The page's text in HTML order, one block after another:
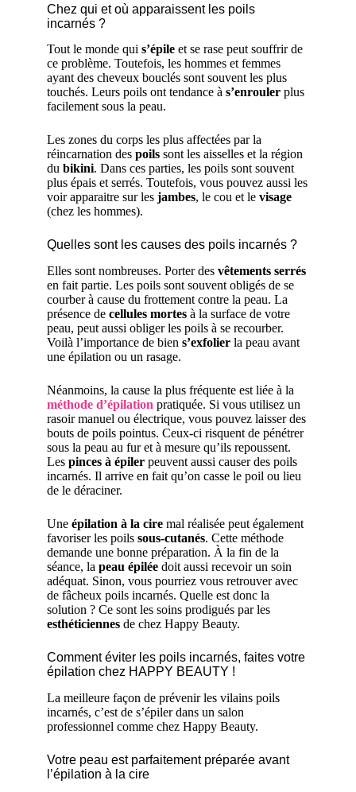
Chez qui et où apparaissent les poils
incarnés ?
Tout le monde qui s’épileet se rase peut souffrir de
ce problème. Toutefois, les hommes et femmes
ayant des cheveux bouclés sont souvent les plus
touchés. Leurs poils ont tendance à s’enrouler plus
facilement sous la peau.
Les zones du corps les plus affectées par la
réincarnation des poilssont les aisselles et la région
du bikini. Dans ces parties, les poils sont souvent
plus épais et serrés. Toutefois, vous pouvez aussi les
voir apparaitre sur les jambes, le cou et le visage
(chez les hommes).
Quelles sont les causes des poils incarnés ?
Elles sont nombreuses. Porter des vêtements serrés
en fait partie. Les poils sont souvent obligés de se
courber à cause du frottement contre la peau. La
présence de cellules mortesà la surface de votre
peau, peut aussi obliger les poils à se recourber.
Voilà l’importance de bien s’exfolier la peau avant
une épilation ou un rasage.
Néanmoins, la cause la plus fréquente est liée à la
méthode d’épilation pratiquée. Si vous utilisez un
rasoir manuel ou électrique, vous pouvez laisser des
bouts de poils pointus. Ceux-ci risquent de pénétrer
sous la peau au fur et à mesure qu’ils repoussent.
Les pinces à épilerpeuvent aussi causer des poils
incarnés. Il arrive en fait qu’on casse le poil ou lieu
de le déraciner.
Une épilation à la cire mal réalisée peut également
favoriser les poils sous-cutanés. Cette méthode
demande une bonne préparation. À la fin de la
séance, la peau épiléedoit aussi recevoir un soin
adéquat. Sinon, vous pourriez vous retrouver avec
de fâcheux poils incarnés. Quelle est donc la
solution ? Ce sont les soins prodigués par les
esthéticiennesde chez Happy Beauty.
Comment éviter les poils incarnés, faites votre
épilation chez HAPPY BEAUTY !
La meilleure façon de prévenir les vilains poils
incarnés, c’est de s’épiler dans un salon
professionnel comme chez Happy Beauty.
Votre peau est parfaitement préparée avant
l’épilation à la cire